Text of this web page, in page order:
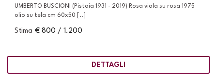
UMBERTO BUSCIONI (Pistoia 1931 - 2019) Rosa viola su rosa 1975
olio su tela cm 60x50 [..]
Stima € 800 / 1.200
DETTAGLI